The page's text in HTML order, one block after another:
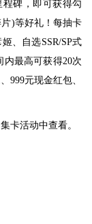
碑，即可获得勾
)等好礼！每抽卡
、自选SSR/SP式
最高可获得20次
999元现金红包、
卡活动中查看。